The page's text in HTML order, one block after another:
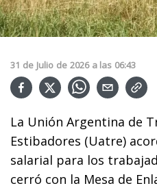
31 de Julio de 2026 a las 06:43
La Unión Argentina de
Estibadores (Uatre)
salarial para los
cerró con la Mesa de